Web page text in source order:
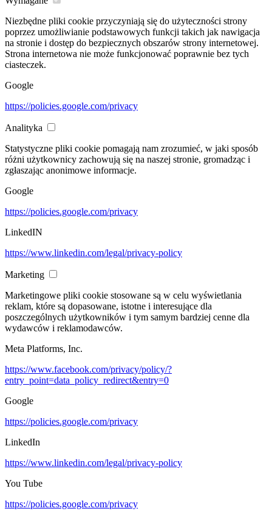
Niezbędne pliki cookie przyczyniają się do użyteczności strony
poprzez umożliwianie podstawowych funkcji takich jak nawigacja
na stronie i dostęp do bezpiecznych obszarów strony internetowej.
Strona internetowa nie może funkcjonować poprawnie bez tych
ciasteczek.
Google
https://policies.google.com/privacy
Analityka
Statystyczne pliki cookie pomagają nam zrozumieć, w jaki sposób
różni użytkownicy zachowują się na naszej stronie, gromadząc i
zgłaszając anonimowe informacje.
Google
https://policies.google.com/privacy
LinkedIN
https://www.linkedin.com/legal/privacy-policy
Marketing
Marketingowe pliki cookie stosowane są w celu wyświetlania
reklam, które są dopasowane, istotne i interesujące dla
poszczególnych użytkowników i tym samym bardziej cenne dla
wydawców i reklamodawców.
Meta Platforms, Inc.
https://www.facebook.com/privacy/policy/?
entry_point=data_policy_redirect&entry=0
Google
https://policies.google.com/privacy
LinkedIn
https://www.linkedin.com/legal/privacy-policy
You Tube
https://policies.google.com/privacy